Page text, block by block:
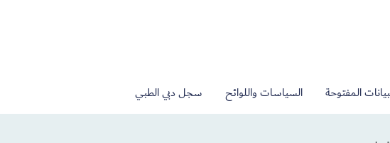
المفتوحة السياسات واللوائح سجل دبي الطبي